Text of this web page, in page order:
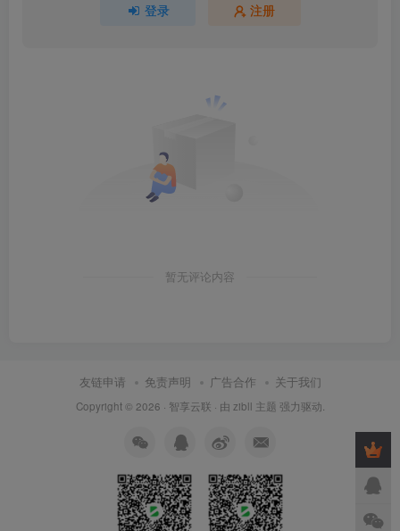
登录 注册
暂无评论内容
友链申请 免责声明 广告合作 关于我们
Copyright © 2026 · 智享云联 · 由 zibll 主题 强力驱动.